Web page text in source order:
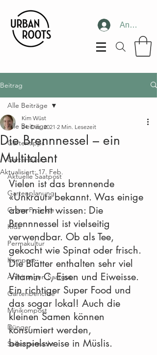
Anmelden
Beitrag
Alle Beiträge
Gartentipps
Gartenbasics
Aktuelle Saatpost
Gartenplanung
Grüne Projekte
Kids
Permakultur
Kompost
Anleitungen Saatgut
Gartenberichte
Minikompost
Dünger
Selbstgemacht
Alle Beiträge
Die Brennnessel – ein
Multitalent
Kim Wüst
24. Dez. 2021 2 Min. Lesezeit
Aktualisiert:17. Feb.
Vielen ist das brennende
«Unkraut» bekannt. Was einige
aber nicht wissen: Die
Brennnessel ist vielseitig
verwendbar. Ob als Tee,
gekocht wie Spinat oder frisch.
Die Blätter enthalten sehr viel
Vitamin C, Eisen und Eiweisse.
Ein richtiger Super Food und
das sogar lokal! Auch die
kleinen Samen können
konsumiert werden,
beispielsweise in Müslis.